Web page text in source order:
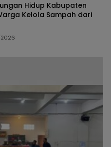
Hidup Kabupaten
Kelola Sampah dari